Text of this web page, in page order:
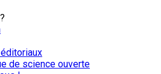
de science ouverte